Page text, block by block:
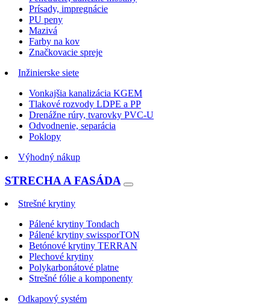
Prísady, impregnácie
PU peny
Mazivá
Farby na kov
Značkovacie spreje
Inžinierske siete
Vonkajšia kanalizácia KGEM
Tlakové rozvody LDPE a PP
Drenážne rúry, tvarovky PVC-U
Odvodnenie, separácia
Poklopy
Výhodný nákup
STRECHA A FASÁDA
Strešné krytiny
Pálené krytiny Tondach
Pálené krytiny swissporTON
Betónové krytiny TERRAN
Plechové krytiny
Polykarbonátové platne
Strešné fólie a komponenty
Odkapový systém